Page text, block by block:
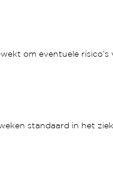
om eventuele risico’s
standaard in het